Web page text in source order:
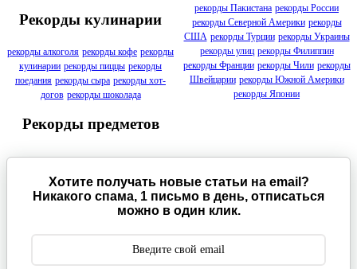
Рекорды кулинарии
рекорды алкоголя рекорды кофе рекорды
кулинарии рекорды пиццы рекорды
поедания рекорды сыра рекорды хот-
догов рекорды шоколада
Рекорды предметов
рекорды Пакистана рекорды России
рекорды Северной Америки рекорды
США рекорды Турции рекорды Украины
рекорды улиц рекорды Филиппин
рекорды Франции рекорды Чили рекорды
Швейцарии рекорды Южной Америки
рекорды Японии
Хотите получать новые статьи на email?
Никакого спама, 1 письмо в день, отписаться
можно в один клик.